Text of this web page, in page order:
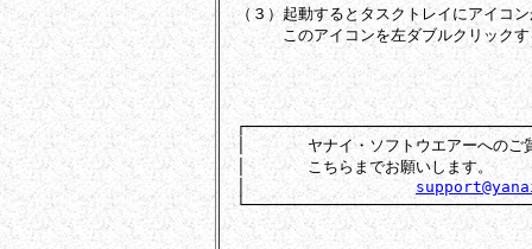
（３）起動するとタスクトレイにアイコ
このアイコンを左ダブルクリックす
│　　　　ヤナイ・ソフトウエアーへのご
│　　　　こちらまでお願いします。　　
│